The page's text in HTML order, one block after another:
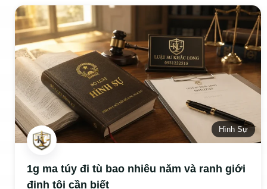
Hình Sự
1g ma túy đi tù bao nhiêu năm và ranh giới
định tội cần biết